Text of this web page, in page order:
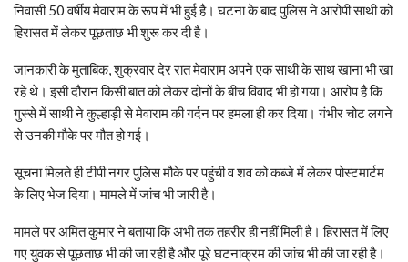
निवासी 50 वर्षीय मेवाराम के रूप में भी हुई है। घटना के बाद पुलिस ने आरोपी साथी को
हिरासत में लेकर पूछताछ भी शुरू कर दी है।
जानकारी के मुताबिक, शुक्रवार देर रात मेवाराम अपने एक साथी के साथ खाना भी खा
रहे थे। इसी दौरान किसी बात को लेकर दोनों के बीच विवाद भी हो गया। आरोप है कि
गुस्से में साथी ने कुल्हाड़ी से मेवाराम की गर्दन पर हमला ही कर दिया। गंभीर चोट लगने
से उनकी मौके पर मौत हो गई।
सूचना मिलते ही टीपी नगर पुलिस मौके पर पहुंची व शव को कब्जे में लेकर पोस्टमार्टम
के लिए भेज दिया। मामले में जांच भी जारी है।
मामले पर अमित कुमार ने बताया कि अभी तक तहरीर ही नहीं मिली है। हिरासत में लिए
गए युवक से पूछताछ भी की जा रही है और पूरे घटनाक्रम की जांच भी की जा रही है।